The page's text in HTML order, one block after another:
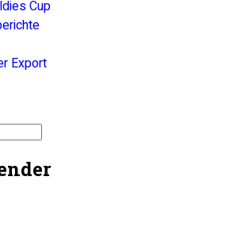
Cup
Export